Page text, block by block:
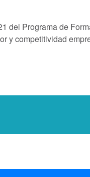
del Programa de
y competitividad